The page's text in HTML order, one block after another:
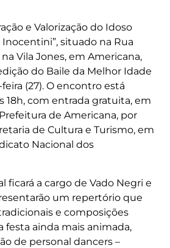
e Valorização do Idoso
Inocentini”, situado na Rua
Vila Jones, em Americana,
do Baile da Melhor Idade
(27). O encontro está
18h, com entrada gratuita, em
de Americana, por
de Cultura e Turismo, em
Nacional dos
ficará a cargo de Vado Negri e
um repertório que
e composições
festa ainda mais animada,
de personal dancers –